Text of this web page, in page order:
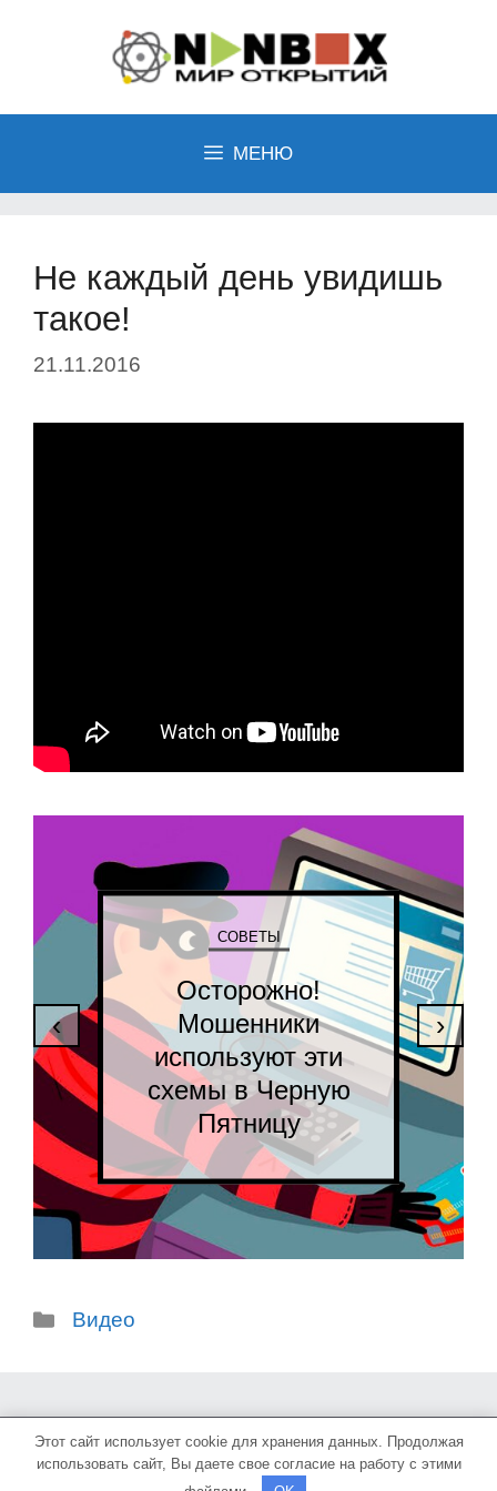
содержимому
МЕНЮ
Не каждый день увидишь
такое!
21.11.2016
СОВЕТЫ
Осторожно!
Мошенники
используют эти
схемы в Черную
Пятницу
‹ ›
Рубрики
Видео
2017-2022 © NonBox
Этот сайт использует cookie для хранения данных. Продолжая
использовать сайт, Вы даете свое согласие на работу с этими